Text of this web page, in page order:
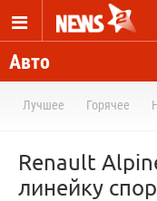
Авто
Лучшее Горячее
Renault
линейку